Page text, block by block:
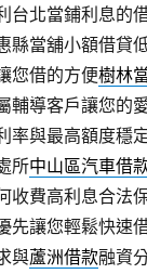
台北當鋪利息的
縣當舖小額借貸
您借的方便樹林
輔導客戶讓您的
率與最高額度穩
所中山區汽車借
收費高利息合法
先讓您輕鬆快速
與蘆洲借款融資